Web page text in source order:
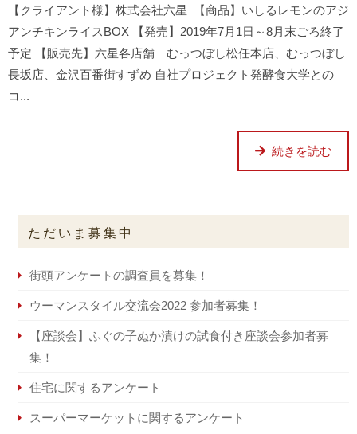
【クライアント様】株式会社六星 【商品】いしるレモンのアジ
アンチキンライスBOX 【発売】2019年7月1日～8月末ごろ終了
予定 【販売先】六星各店舗 むっつぼし松任本店、むっつぼし
長坂店、金沢百番街すずめ 自社プロジェクト発酵食大学との
コ...
続きを読む
ただいま募集中
街頭アンケートの調査員を募集！
ウーマンスタイル交流会2022 参加者募集！
【座談会】ふぐの子ぬか漬けの試食付き座談会参加者募
集！
住宅に関するアンケート
スーパーマーケットに関するアンケート